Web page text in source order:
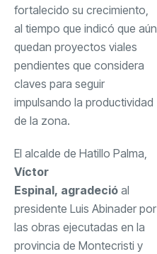
fortalecido su crecimiento,
al tiempo que indicó que aún
quedan proyectos viales
pendientes que considera
claves para seguir
impulsando la productividad
de la zona.
El alcalde de Hatillo Palma,
Víctor
Espinal, agradeció al
presidente Luis Abinader por
las obras ejecutadas en la
provincia de Montecristi y